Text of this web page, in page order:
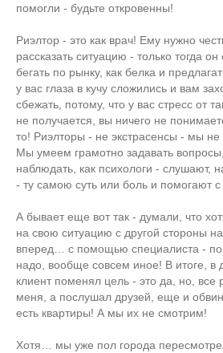
помогли - будьте откровенны!
Риэлтор - это как врач! Ему нужно
рассказать ситуацию - только тогда
бегать по рынку, как белка и
у вас глаза в кучу сложились и вам
сбежать, потому, что у вас стресс от
не получается, вы ничего не
то! Риэлторы - не экстрасенсы - мы не
Мы умеем грамотно задавать
наблюдать, как психологи - слушают,
- ту самою суть или боль и помогают с
А бывает еще вот так - думали, что
на свою ситуацию с другой стороны
вперед… с помощью специалиста -
надо, вообще совсем иное! В итоге, в
клиент поменял цель - это да, но, все
меня, а послушал друзей, еще и
есть квартиры! А мы их не смотрим!
Хотя… мы уже пол города